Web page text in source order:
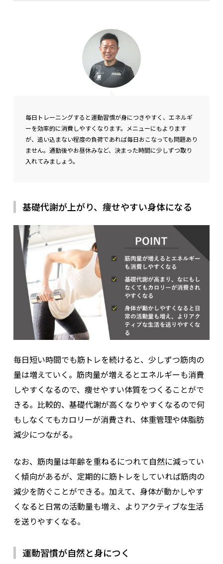
毎日トレーニングすると運動習慣が身につきやすく、エネルギ
ーを効率的に消費しやすくなります。メニューにもよります
が、追い込まない程度の負荷であれば毎日おこなっても問題あり
ません。通勤後やお昼休みなど、決まった時間に少しずつ取り
入れてみましょう。
基礎代謝が上がり、痩せやすい身体になる
毎日短い時間でも筋トレを続けると、少しずつ筋肉の
量は増えていく。筋肉量が増えるとエネルギーも消費
しやすくなるので、痩せやすい体質をつくることがで
きる。比較的、基礎代謝が高くなりやすくなるので何
もしなくてもカロリーが消費され、体重管理や体脂肪
減少につながる。
なお、筋肉量は年齢を重ねるにつれて自然に減ってい
く傾向があるが、定期的に筋トレをしていれば筋肉の
減少を防ぐことができる。加えて、身体が動かしやす
くなると日常の活動量も増え、よりアクティブな生活
を送りやすくなる。
運動習慣が自然と身につく